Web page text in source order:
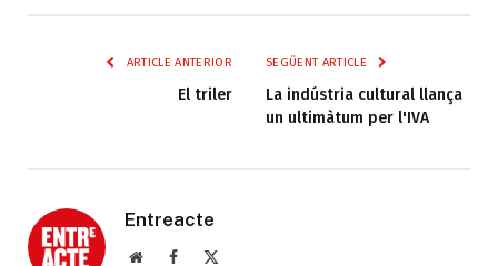
ARTICLE ANTERIOR
El triler
SEGÜENT ARTICLE
La indústria cultural llança
un ultimàtum per l'IVA
Entreacte
Web Facebook